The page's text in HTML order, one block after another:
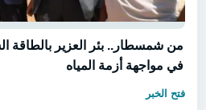
من شمسطار.. بئر العزير بالطاقة
في مواجهة أزمة المياه
فتح الخبر